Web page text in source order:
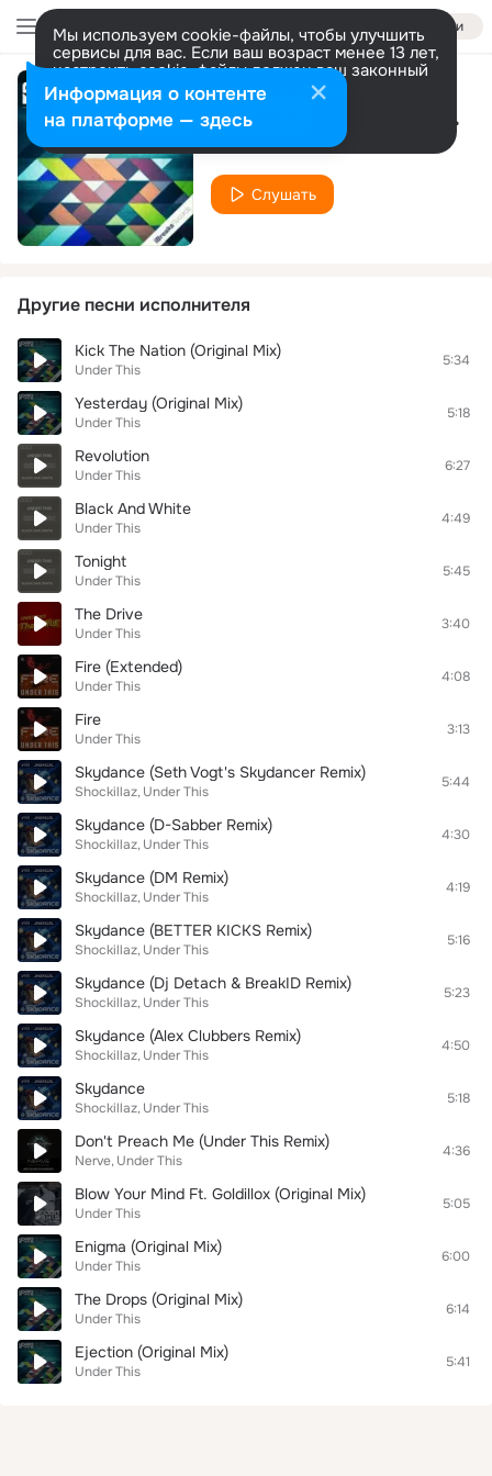
Войти
Мы используем cookie-файлы, чтобы улучшить
сервисы для вас. Если ваш возраст менее 13 лет,
настроить cookie-файлы должен ваш законный
представитель. Больше информации
Разрешить все Настроить Hands On You (Original Mix)
Under This
Слушать
Другие песни исполнителя
Kick The Nation (Original Mix)
Under This
5:34
Yesterday (Original Mix)
Under This
5:18
Revolution
Under This
6:27
Black And White
Under This
4:49
Tonight
Under This
5:45
The Drive
Under This
3:40
Fire (Extended)
Under This
4:08
Fire
Under This
3:13
Skydance (Seth Vogt's Skydancer Remix)
Shockillaz Under This
5:44
Skydance (D-Sabber Remix)
Shockillaz Under This
4:30
Skydance (DM Remix)
Shockillaz Under This
4:19
Skydance (BETTER KICKS Remix)
Shockillaz Under This
5:16
Skydance (Dj Detach & BreakID Remix)
Shockillaz Under This
5:23
Skydance (Alex Clubbers Remix)
Shockillaz Under This
4:50
Skydance
Shockillaz Under This
5:18
Don't Preach Me (Under This Remix)
Nerve Under This
4:36
Blow Your Mind Ft. Goldillox (Original Mix)
Under This
5:05
Enigma (Original Mix)
Under This
6:00
The Drops (Original Mix)
Under This
6:14
Ejection (Original Mix)
Under This
5:41
Информация о контенте
на платформе — здесь